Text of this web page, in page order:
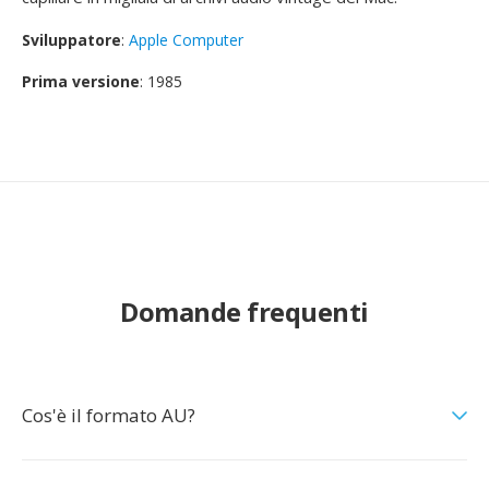
Sviluppatore: Apple Computer
Prima versione: 1985
Domande frequenti
Cos'è il formato AU?